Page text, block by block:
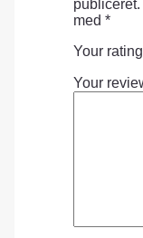
publiceret.
med *
Your rating
Your